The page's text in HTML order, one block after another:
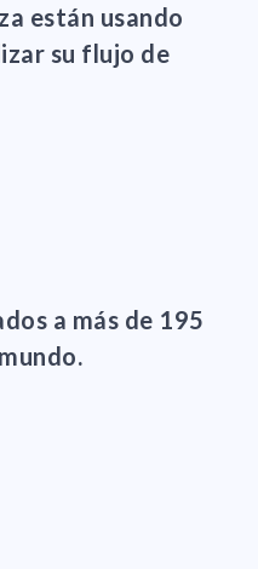
están usando
su flujo de
a más de 195